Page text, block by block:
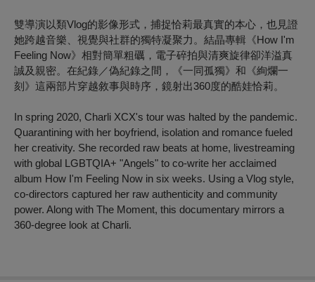
雙導演以類Vlog的影像形式，捕捉恰莉最真實的本心，也見證
她跨越音樂、視覺與社群的獨特凝聚力。結晶專輯《How I'm
Feeling Now》相對簡單粗礪，電子碎拍與清爽旋律卻洋溢真
誠及親密。在紀錄／偽紀錄之間，《一同孤獨》和《絢爛一
刻》 這兩部片穿越敘事與時序，鏡射出360度的酷娃恰莉。
In spring 2020, Charli XCX's tour was halted by the pandemic.
Quarantining with her boyfriend, isolation and romance fueled
her creativity. She recorded raw beats at home, livestreaming
with global LGBTQIA+ "Angels" to co-write her acclaimed
album How I'm Feeling Now in six weeks. Using a Vlog style,
co-directors captured her raw authenticity and community
power. Along with The Moment, this documentary mirrors a
360-degree look at Charli.